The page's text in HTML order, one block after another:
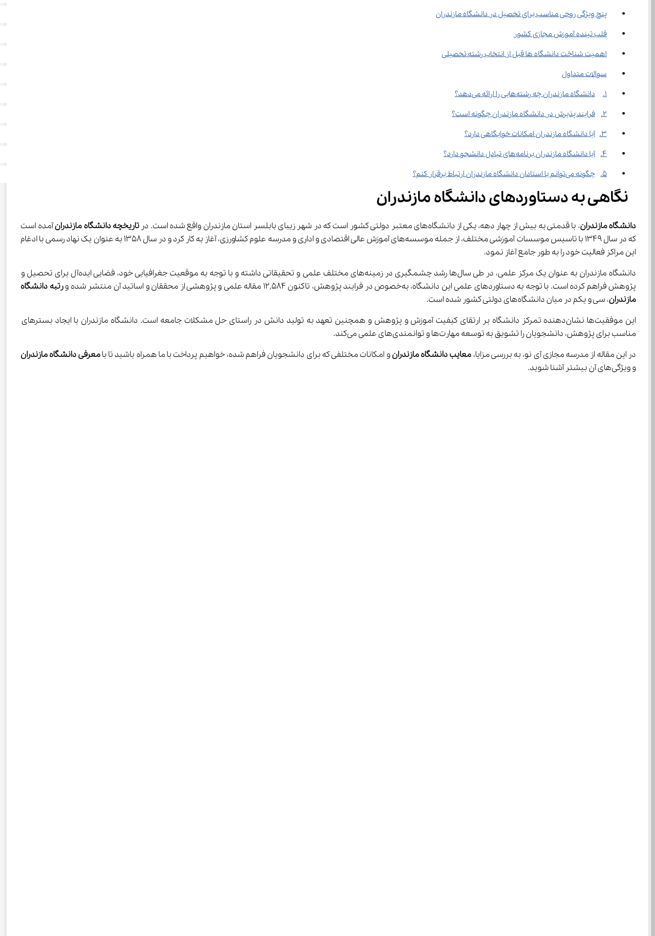
پنج ویژگی روحی مناسب برای تحصیل در دانشگاه مازندران
قلب تپنده آموزش مجازی کشور
اهمیت شناخت دانشگاه ‌ها قبل از انتخاب رشته تحصیلی
سوالات متداول
1.	دانشگاه مازندران چه رشته‌هایی را ارائه می‌دهد؟
2.	فرایند پذیرش در دانشگاه مازندران چگونه است؟
3.	آیا دانشگاه مازندران امکانات خوابگاهی دارد؟
4.	آیا دانشگاه مازندران برنامه‌های تبادل دانشجو دارد؟
5.	چگونه می‌توانم با استادان دانشگاه مازندران ارتباط برقرار کنم؟
نگاهی به دستاوردهای دانشگاه مازندران
دانشگاه مازندران، با قدمتی به بیش از چهار دهه، یکی از دانشگاه‌های معتبر دولتی کشور است که در شهر زیبای بابلسر استان مازندران واقع شده است. در تاریخچه دانشگاه مازندران آمده است
که در سال 1349 با تاسیس موسسات آموزشی مختلف، از جمله موسسه‌های آموزش عالی اقتصادی و اداری و مدرسه علوم کشاورزی، آغاز به کار کرد و در سال 1358 به عنوان یک نهاد رسمی با ادغام
این مراکز فعالیت خود را به طور جامع آغاز نمود.
دانشگاه مازندران به عنوان یک مرکز علمی، در طی سال‌ها رشد چشمگیری در زمینه‌های مختلف علمی و تحقیقاتی داشته و با توجه به موقعیت جغرافیایی خود، فضایی ایده‌آل برای تحصیل و
پژوهش فراهم کرده است. با توجه به دستاوردهای علمی این دانشگاه، به‌خصوص در فرایند پژوهش، تاکنون 12,584 مقاله علمی و پژوهشی از محققان و اساتید آن منتشر شده و
رتبه دانشگاه
مازندران، سی و یکم در میان دانشگاه‌های دولتی کشور شده است.
این موفقیت‌ها نشان‌دهنده تمرکز دانشگاه بر ارتقای کیفیت آموزش و پژوهش و همچنین تعهد به تولید دانش در راستای حل مشکلات جامعه است. دانشگاه مازندران با ایجاد بسترهای
مناسب برای پژوهش، دانشجویان را تشویق به توسعه مهارت‌ها و توانمندی‌های علمی می‌کند.
در این مقاله از مدرسه مجازی آی نو، به بررسی مزایا، معایب دانشگاه مازندران و امکانات مختلفی که برای دانشجویان فراهم شده، خواهیم پرداخت با ما همراه باشید تا با معرفی دانشگاه مازندران
و ویژگی‌های آن بیشتر آشنا شوید.